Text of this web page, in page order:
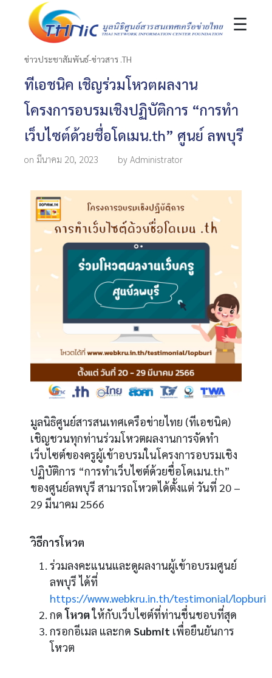
☰
ข่าวประชาสัมพันธ์-ข่าวสาร .TH
ทีเอชนิค เชิญร่วมโหวตผลงาน
โครงการอบรมเชิงปฏิบัติการ “การทำ
เว็บไซต์ด้วยชื่อโดเมน.th” ศูนย์ ลพบุรี
on มีนาคม 20, 2023 by Administrator
มูลนิธิศูนย์สารสนเทศเครือข่ายไทย (ทีเอชนิค)
เชิญชวนทุกท่านร่วมโหวตผลงานการจัดทำ
เว็บไซต์ของครูผู้เข้าอบรมในโครงการอบรมเชิง
ปฏิบัติการ “การทำเว็บไซต์ด้วยชื่อโดเมน.th”
ของศูนย์ลพบุรี สามารถโหวตได้ตั้งแต่ วันที่ 20 –
29 มีนาคม 2566
วิธีการโหวต
ร่วมลงคะแนนและดูผลงานผู้เข้าอบรมศูนย์
ลพบุรี ได้ที่
https://www.webkru.in.th/testimonial/lopburi
กดโหวตให้กับเว็บไซต์ที่ท่านชื่นชอบที่สุด
กรอกอีเมล และกดSubmit เพื่อยืนยันการ
โหวต